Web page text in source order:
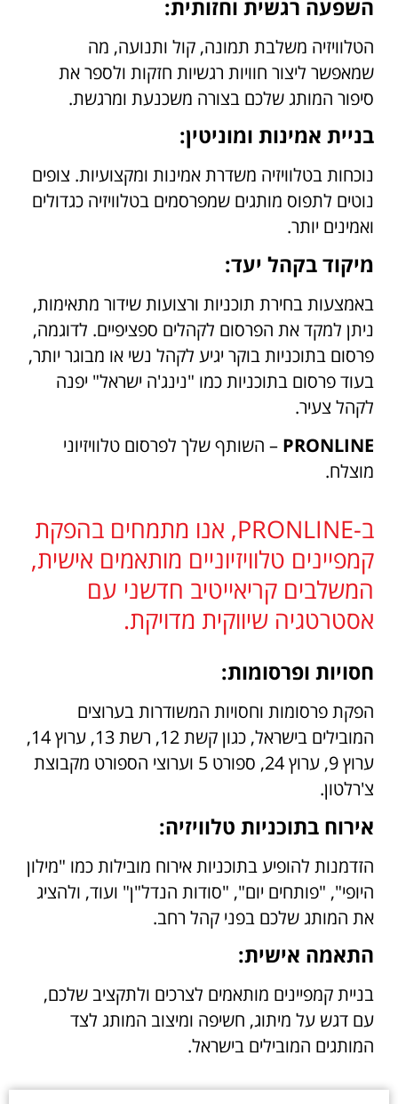
השפעה רגשית וחזותית:
הטלוויזיה משלבת תמונה, קול ותנועה, מה
שמאפשר ליצור חוויות רגשיות חזקות ולספר את
סיפור המותג שלכם בצורה משכנעת ומרגשת.
בניית אמינות ומוניטין:
נוכחות בטלוויזיה משדרת אמינות ומקצועיות. צופים
נוטים לתפוס מותגים שמפרסמים בטלוויזיה כגדולים
ואמינים יותר.
מיקוד בקהל יעד:
באמצעות בחירת תוכניות ורצועות שידור מתאימות,
ניתן למקד את הפרסום לקהלים ספציפיים. לדוגמה,
פרסום בתוכניות בוקר יגיע לקהל נשי או מבוגר יותר,
בעוד פרסום בתוכניות כמו "נינג'ה ישראל" יפנה
לקהל צעיר.
PRONLINE – השותף שלך לפרסום טלוויזיוני
מוצלח.
ב-PRONLINE, אנו מתמחים בהפקת
קמפיינים טלוויזיוניים מותאמים אישית,
המשלבים קריאייטיב חדשני עם
אסטרטגיה שיווקית מדויקת.
חסויות ופרסומות:
הפקת פרסומות וחסויות המשודרות בערוצים
המובילים בישראל, כגון קשת 12, רשת 13, ערוץ 14,
ערוץ 9, ערוץ 24, ספורט 5 וערוצי הספורט מקבוצת
צ'רלטון.
אירוח בתוכניות טלוויזיה:
הזדמנות להופיע בתוכניות אירוח מובילות כמו "מילון
היופי", "פותחים יום", "סודות הנדל"ן" ועוד, ולהציג
את המותג שלכם בפני קהל רחב.
התאמה אישית:
בניית קמפיינים מותאמים לצרכים ולתקציב שלכם,
עם דגש על מיתוג, חשיפה ומיצוב המותג לצד
המותגים המובילים בישראל.